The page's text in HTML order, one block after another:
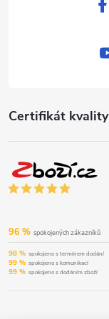
Certifikát kvality
96 % spokojených zákazníků
98 % spokojeno s termínem dodání
99 % spokojeno s komunikací
99 % spokojeno s dodáním zboží